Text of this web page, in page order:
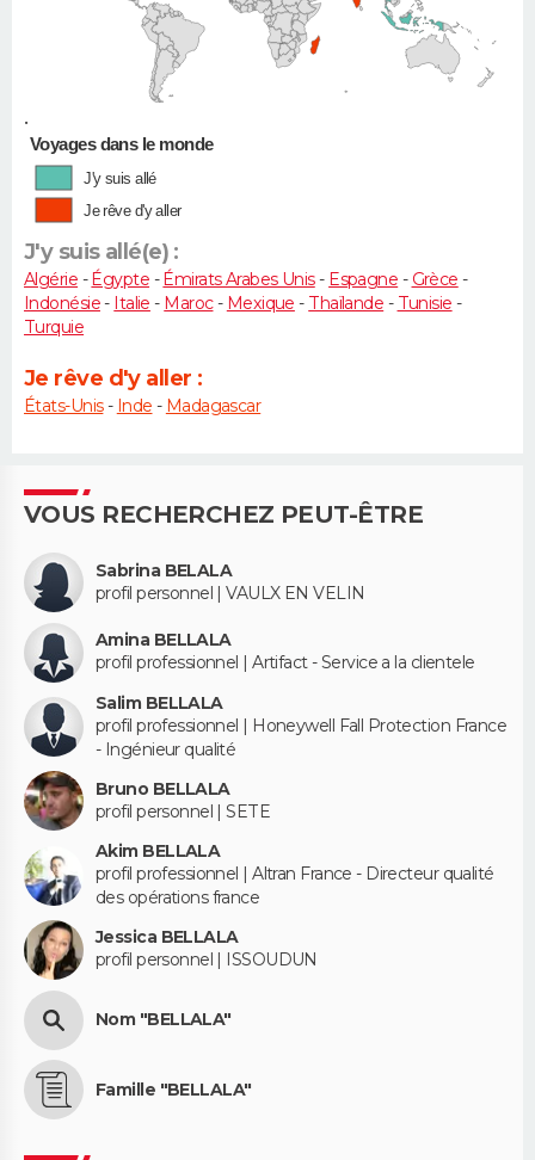
•
Voyages dans le monde
J'y suis allé
Je rêve d'y aller
J'y suis allé(e) :
Algérie -Égypte -Émirats Arabes Unis- Espagne - Grèce -
Indonésie- Italie - Maroc- Mexique - Thaïlande - Tunisie -
Turquie
Je rêve d'y aller :
États-Unis- Inde - Madagascar
VOUS RECHERCHEZ PEUT-ÊTRE
Sabrina BELALA
profil personnel | VAULX EN VELIN
Amina BELLALA
profil professionnel | Artifact - Service a la clientele
Salim BELLALA
profil professionnel | Honeywell Fall Protection France
- Ingénieur qualité
Bruno BELLALA
profil personnel | SETE
Akim BELLALA
profil professionnel | Altran France - Directeur qualité
des opérations france
Jessica BELLALA
profil personnel | ISSOUDUN
Nom "BELLALA"
Famille "BELLALA"